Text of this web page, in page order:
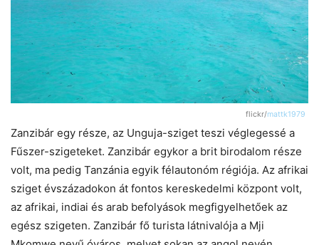
flickr/mattk1979
Zanzibár egy része, az Unguja-sziget teszi véglegessé a
Fűszer-szigeteket. Zanzibár egykor a brit birodalom része
volt, ma pedig Tanzánia egyik félautonóm régiója. Az afrikai
sziget évszázadokon át fontos kereskedelmi központ volt,
az afrikai, indiai és arab befolyások megfigyelhetőek az
egész szigeten. Zanzibár fő turista látnivalója a Mji